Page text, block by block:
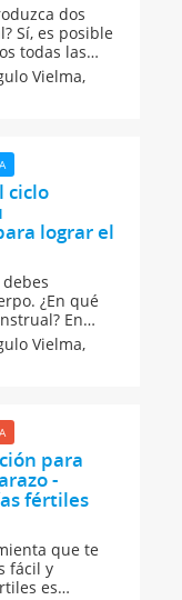
dos
Sí, es posible
todas las
Vielma,
ciclo
lograr el
¿En qué
En
y
importancia
cuál es tu
Vielma,
para
-
fértiles
que te
fácil y
es